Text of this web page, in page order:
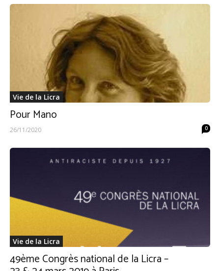
Vie de la Licra
Pour Mano
26/11/2020 0
Vie de la Licra
49ème Congrès national de la Licra –